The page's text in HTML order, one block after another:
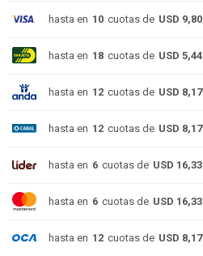
hasta en 10 cuotas de USD 9,80
hasta en 18 cuotas de USD 5,44
hasta en 12 cuotas de USD 8,17
hasta en 12 cuotas de USD 8,17
hasta en 6 cuotas de USD 16,33
hasta en 6 cuotas de USD 16,33
hasta en 12 cuotas de USD 8,17